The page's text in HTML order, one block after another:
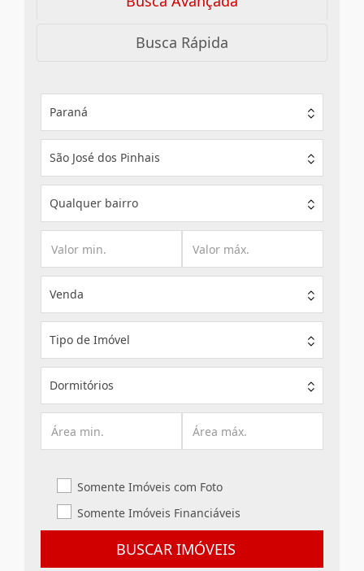
Busca Rápida
Paraná
São José dos Pinhais
Qualquer bairro
Venda
Tipo de Imóvel
Dormitórios
Somente Imóveis com Foto
Somente Imóveis Financiáveis
BUSCAR IMÓVEIS